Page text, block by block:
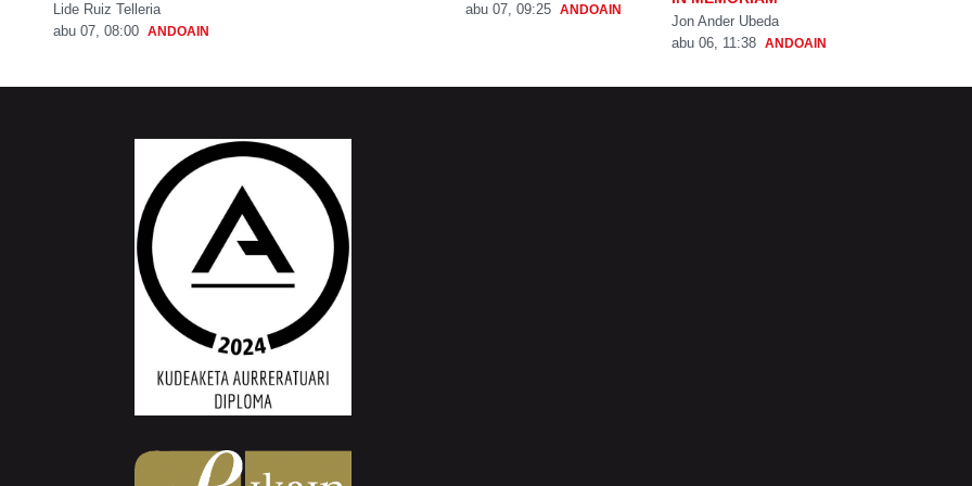
Lide Ruiz Telleria
abu 07, 08:00 ANDOAIN
abu 07, 09:25 ANDOAIN
Jon Ander Ubeda
abu 06, 11:38 ANDOAIN